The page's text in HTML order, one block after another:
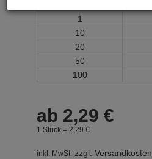
1
10
20
50
100
ab 2,29 €
1 Stück = 2, 29 €
inkl. MwSt. zzgl. Versandkosten